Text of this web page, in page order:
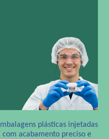
plásticas injetadas
com acabamento preciso e